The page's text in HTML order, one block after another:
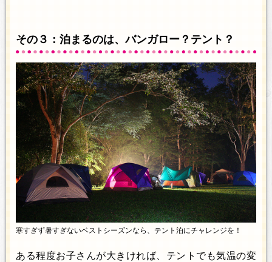
その３：泊まるのは、バンガロー？テント？
寒すぎず暑すぎないベストシーズンなら、テント泊にチャレンジを！
ある程度お子さんが大きければ、テントでも気温の変